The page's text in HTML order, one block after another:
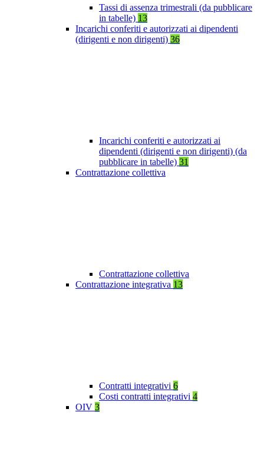
Tassi di assenza trimestrali (da pubblicare
in tabelle) 13
Incarichi conferiti e autorizzati ai dipendenti
(dirigenti e non dirigenti) 36
Incarichi conferiti e autorizzati ai
dipendenti (dirigenti e non dirigenti) (da
pubblicare in tabelle) 31
Contrattazione collettiva
Contrattazione collettiva
Contrattazione integrativa 13
Contratti integrativi 6
Costi contratti integrativi 4
OIV 3